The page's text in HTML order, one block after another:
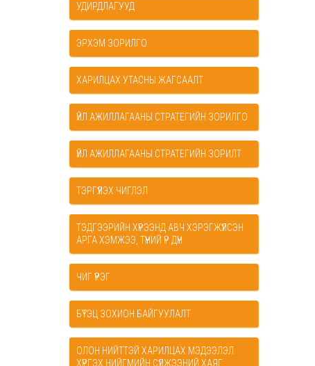
УДИРДЛАГУУД
ЭРХЭМ ЗОРИЛГО
ХАРИЛЦАХ УТАСНЫ ЖАГСААЛТ
ҮЙЛ АЖИЛЛАГААНЫ СТРАТЕГИЙН ЗОРИЛГО
ҮЙЛ АЖИЛЛАГААНЫ СТРАТЕГИЙН ЗОРИЛТ
ТЭРГҮҮЛЭХ ЧИГЛЭЛ
ТЭДГЭЭРИЙН ХҮРЭЭНД АВЧ ХЭРЭГЖҮҮЛСЭН
АРГА ХЭМЖЭЭ, ТҮҮНИЙ ҮР ДҮН
ЧИГ ҮҮРЭГ
БҮТЭЦ ЗОХИОН БАЙГУУЛАЛТ
ОЛОН НИЙТТЭЙ ХАРИЛЦАХ МЭДЭЭЛЭЛ
ХҮРГЭХ НИЙГМИЙН СҮЛЖЭЭНИЙ ХАЯГ